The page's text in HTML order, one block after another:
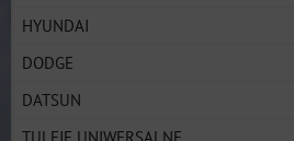
HYUNDAI
DODGE
DATSUN
TULEJE UNIWERSALNE